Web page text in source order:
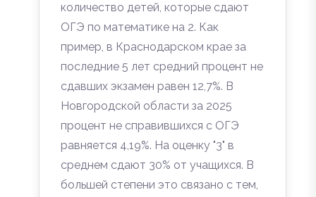
количество детей, которые сдают
ОГЭ по математике на 2. Как
пример, в Краснодарском крае за
последние 5 лет средний процент не
сдавших экзамен равен 12,7%. В
Новгородской области за 2025
процент не справившихся с ОГЭ
равняется 4,19%. На оценку "3" в
среднем сдают 30% от учащихся. В
большей степени это связано с тем,